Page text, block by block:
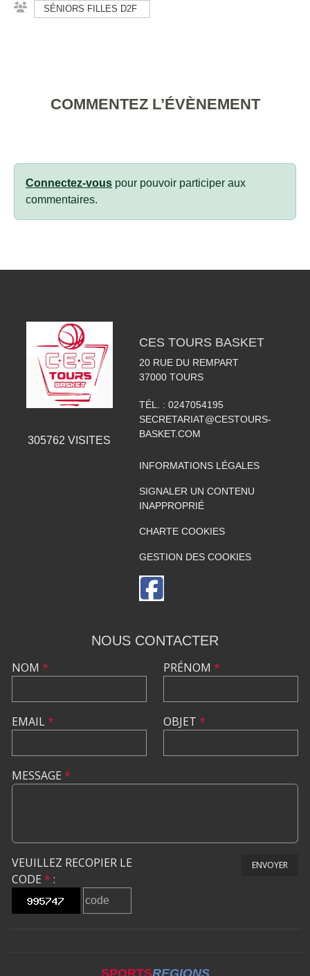
SÉNIORS FILLES D2F
COMMENTEZ L’ÉVÈNEMENT
Connectez-vous pour pouvoir participer aux
commentaires.
305762 VISITES
CES TOURS BASKET
20 RUE DU REMPART
37000 TOURS
TÉL. : 0247054195
SECRETARIAT@CESTOURS-
BASKET.COM
INFORMATIONS LÉGALES
SIGNALER UN CONTENU
INAPPROPRIÉ
CHARTE COOKIES
GESTION DES COOKIES
NOUS CONTACTER
NOM *
EMAIL*
PRÉNOM *
OBJET *
MESSAGE *
VEUILLEZ RECOPIER LE
CODE * :
ENVOYER
SPORTSREGIONS